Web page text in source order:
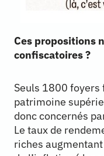
Ces propositions
confiscatoires ?
Seuls 1800 foyers
patrimoine
donc concernés
Le taux de
riches